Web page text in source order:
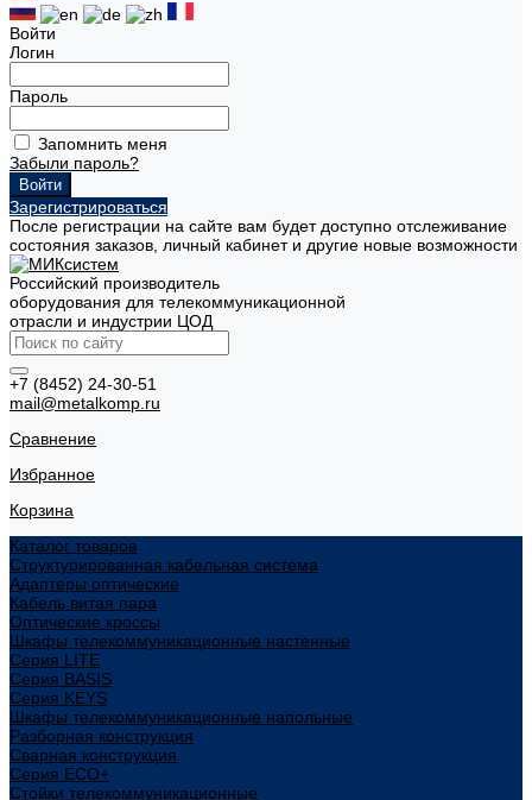
Войти
Логин
Пароль
Запомнить меня
Забыли пароль?
Зарегистрироваться
После регистрации на сайте вам будет доступно отслеживание
состояния заказов, личный кабинет и другие новые возможности
Российский производитель
оборудования для телекоммуникационной
отрасли и индустрии ЦОД
+7 (8452) 24-30-51
mail@metalkomp.ru
Сравнение
Избранное
Корзина
Каталог товаров
Структурированная кабельная система
Адаптеры оптические
Кабель витая пара
Оптические кроссы
Шкафы телекоммуникационные настенные
Cерия LITE
Cерия BASIS
Cерия KEYS
Шкафы телекоммуникационные напольные
Разборная конструкция
Сварная конструкция
Серия ECO+
Стойки телекоммуникационные